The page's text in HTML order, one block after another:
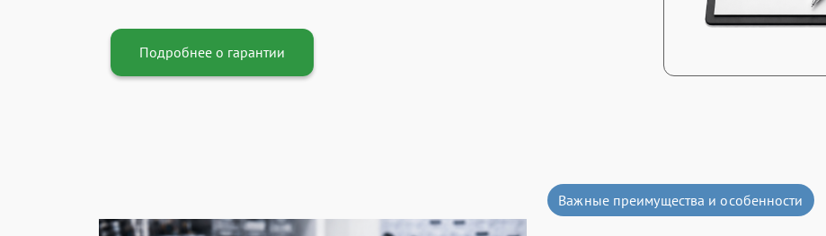
Подробнее о гарантии
Важные преимущества и особенности